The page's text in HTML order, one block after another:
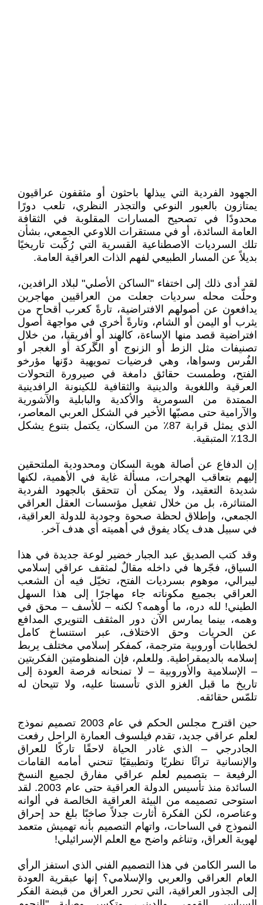
الجهود الفردية التي يبذلها باحثون أو مثقفون عراقيون
يمتازون بالعبور النوعي والتجذر النظري، تلعب دورًا
محدودًا في تصحيح المسارات المقلوبة في الثقافة
العامة السائدة، أو في مستقرات اللاوعي الجمعي، بشأن
تلك السرديات الاصطناعية القسرية التي رُكّبت تاريخيًا
بديلاً عن المسار الطبيعي لفهم الذات العراقية العامة.
لقد أدى ذلك إلى اختفاء "الساكن الأصلي" لبلاد الرافدين،
وحلّت محله سرديات جعلت من العراقيين مهاجرين
يدافعون عن أصولهم الافتراضية، تارةً كعرب أقحاح من
يثرب أو اليمن أو الشام، وتارةً أخرى في مواجهة أصول
افتراضية قصد منها الإساءة، كالهند أو أفريقيا، من خلال
تصنيفات مثل الزط أو الزنوج أو الگَركة أو الغجر أو
الفُرس وسواها، وهي فرضيات تمويهية دوّنها مؤرخو
الفتح، وطمست حقائق دامغة في صيرورة التحولات
العرقية واللغوية والدينية والثقافية للكينونة الرافدينية
الممتدة من السومرية والأكدية والبابلية والآشورية
والآرامية حتى مصبّها الأخير في الشكل العربي المعاصر،
الذي يمثل قرابة 87٪ من السكان، يكتمل بتنوع يشكل
الـ13٪ المتبقية.
إن الدفاع عن أصالة هوية السكان ومحدودية الملتحقين
إليهم بتعاقب الهجرات، مسألة غاية في الأهمية، لكنها
شديدة التعقيد، ولا يمكن أن تتحقق بالجهود الفردية
المتناثرة، بل من خلال تفعيل مؤسسات العقل العراقي
الجمعي، وإطلاق لحظة صحوة وجودية للدولة العراقية،
في سبيل هدف يكاد يفوق في أهميته أي هدف آخر.
وقد كتب الصديق عبد الجبار خضير لوعة جديدة في هذا
السياق، فجّرها في داخله مقالٌ لمثقف عراقي إسلامي
ليبرالي، موهوم بسرديات الفتح، تخيّل فيه أن الشعب
العراقي بجميع مكوناته جاء مهاجرًا إلى هذا السهل
الطيني! لله دره، ما أوهمه؟ لكنه – للأسف – محق في
وهمه، بينما يمارس الآن دور المثقف التنويري المدافع
عن الحريات وحق الاختلاف، عبر استنساخ كامل
لخطابات أوروبية مترجمة، كمفكر إسلامي مختلف يربط
إسلامه بالديمقراطية. وللعلم، فإن المنظومتين الفكريتين
– الإسلامية والأوروبية – لا تمنحانه فرصة العودة إلى
تاريخ ما قبل الغزو الذي تأسستا عليه، ولا تتيحان له
تلمّس حقائقه.
حين اقترح مجلس الحكم في عام 2003 تصميم نموذج
لعلم عراقي جديد، تقدم فيلسوف العمارة الراحل رفعت
الجادرجي – الذي غادر الحياة لاحقًا تاركًا للعراق
والإنسانية تراثًا نظريًا وتطبيقيًا تنحني أمامه القامات
الرفيعة – بتصميم لعلم عراقي مفارق لجميع النسخ
السائدة منذ تأسيس الدولة العراقية حتى عام 2003. لقد
استوحى تصميمه من البيئة العراقية الخالصة في ألوانه
وعناصره، لكن الفكرة أثارت جدلاً صاخبًا بلغ حد إحراق
النموذج في الساحات، واتهام التصميم بأنه تهميش متعمد
لهوية العراق، وتناغم واضح مع العلم الإسرائيلي!
ما السر الكامن في هذا التصميم الفني الذي استفز الرأي
العام العراقي والعربي والإسلامي؟ إنها عبقرية العودة
إلى الجذور العراقية، التي تحرر العراق من قبضة الفكر